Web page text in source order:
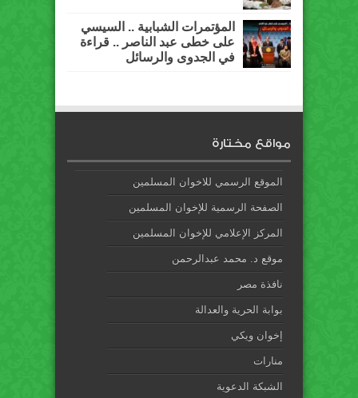
المؤتمرات الشبابية .. السيسي
على خطى عبد الناصر .. قراءة
في الجدوى والرسائل
مواقع مختارة
الموقع الرسمي للاخوان المسلمين
الصفحة الرسمية للإخوان المسلمين
المركز الإعلامي للإخوان المسلمين
موقع د. محمد عبدالرحمن
نافذة مصر
بوابة الحرية والعدالة
إخوان ويكي
منارات
الشبكة الدعوية